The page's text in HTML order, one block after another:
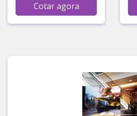
Cotar agora